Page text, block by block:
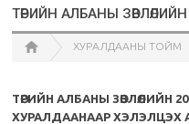
ТӨРИЙН АЛБАНЫ
ХУРАЛДААНЫ ТОЙМ
ТӨРИЙН АЛБАНЫ ЗӨВЛӨЛИЙН
ХУРАЛДААНААР ХЭЛЭЛЦЭХ